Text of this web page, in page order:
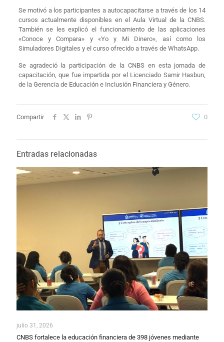
Se motivó a los participantes a autocapacitarse a través de los 14
cursos actualmente disponibles en el Aula Virtual de la CNBS.
También se les explicó el funcionamiento de las aplicaciones
«Conoce y Compara» y «Yo y Mi Dinero», así como los
Simuladores Digitales y el curso ofrecido a través de WhatsApp.
Se agradeció la participación de la CNBS en esta jornada de
capacitación, que fue impartida por el Licenciado Samir Hasbun,
de la Gerencia de Educación e Inclusión Financiera y Género.
Compartir 0
Entradas relacionadas
julio 31, 2026
CNBS fortalece la educación financiera de 398 jóvenes mediante